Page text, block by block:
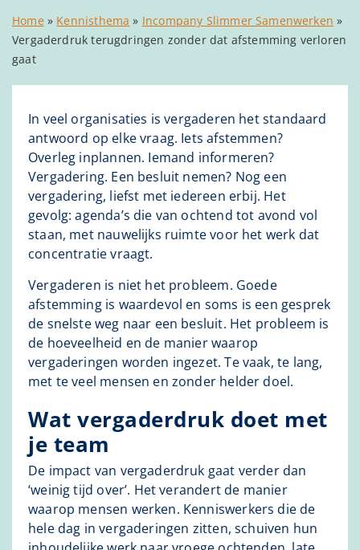
Home» Kennisthema » Incompany Slimmer Samenwerken »
Vergaderdruk terugdringen zonder dat afstemming verloren
gaat
In veel organisaties is vergaderen het standaard
antwoord op elke vraag. Iets afstemmen?
Overleg inplannen. Iemand informeren?
Vergadering. Een besluit nemen? Nog een
vergadering, liefst met iedereen erbij. Het
gevolg: agenda’s die van ochtend tot avond vol
staan, met nauwelijks ruimte voor het werk dat
concentratie vraagt.
Vergaderen is niet het probleem. Goede
afstemming is waardevol en soms is een gesprek
de snelste weg naar een besluit. Het probleem is
de hoeveelheid en de manier waarop
vergaderingen worden ingezet. Te vaak, te lang,
met te veel mensen en zonder helder doel.
Wat vergaderdruk doet met
je team
De impact van vergaderdruk gaat verder dan
‘weinig tijd over’. Het verandert de manier
waarop mensen werken. Kenniswerkers die de
hele dag in vergaderingen zitten, schuiven hun